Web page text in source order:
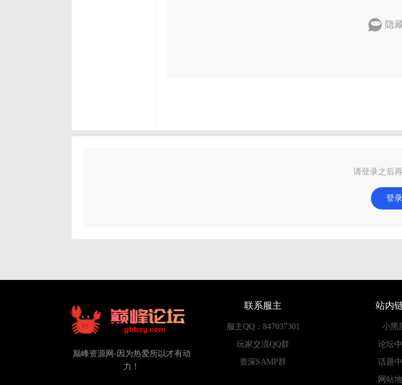
隐
请登录之后
登录
巅峰资源网-因为热爱所以才有动
力！
联系服主
服主QQ：847037301
玩家交流QQ群
资深SAMP群
站内
小黑
论坛
话题
网站